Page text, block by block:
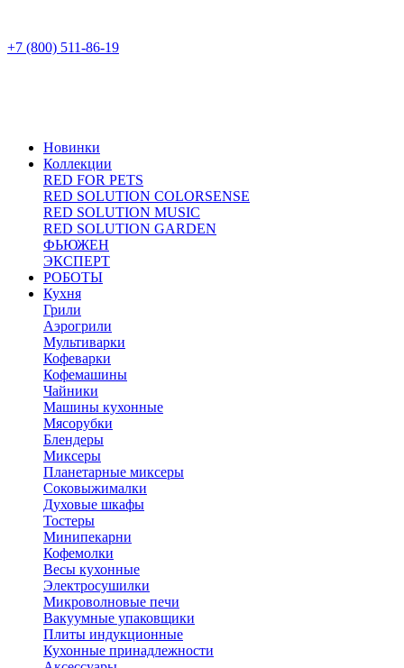
+7 (800) 511-86-19
Новинки
Коллекции
RED FOR PETS
RED SOLUTION COLORSENSE
RED SOLUTION MUSIC
RED SOLUTION GARDEN
ФЬЮЖЕН
ЭКСПЕРТ
РОБОТЫ
Кухня
Грили
Аэрогрили
Мультиварки
Кофеварки
Кофемашины
Чайники
Машины кухонные
Мясорубки
Блендеры
Миксеры
Планетарные миксеры
Соковыжималки
Духовые шкафы
Тостеры
Минипекарни
Кофемолки
Весы кухонные
Электросушилки
Микроволновые печи
Вакуумные упаковщики
Плиты индукционные
Кухонные принадлежности